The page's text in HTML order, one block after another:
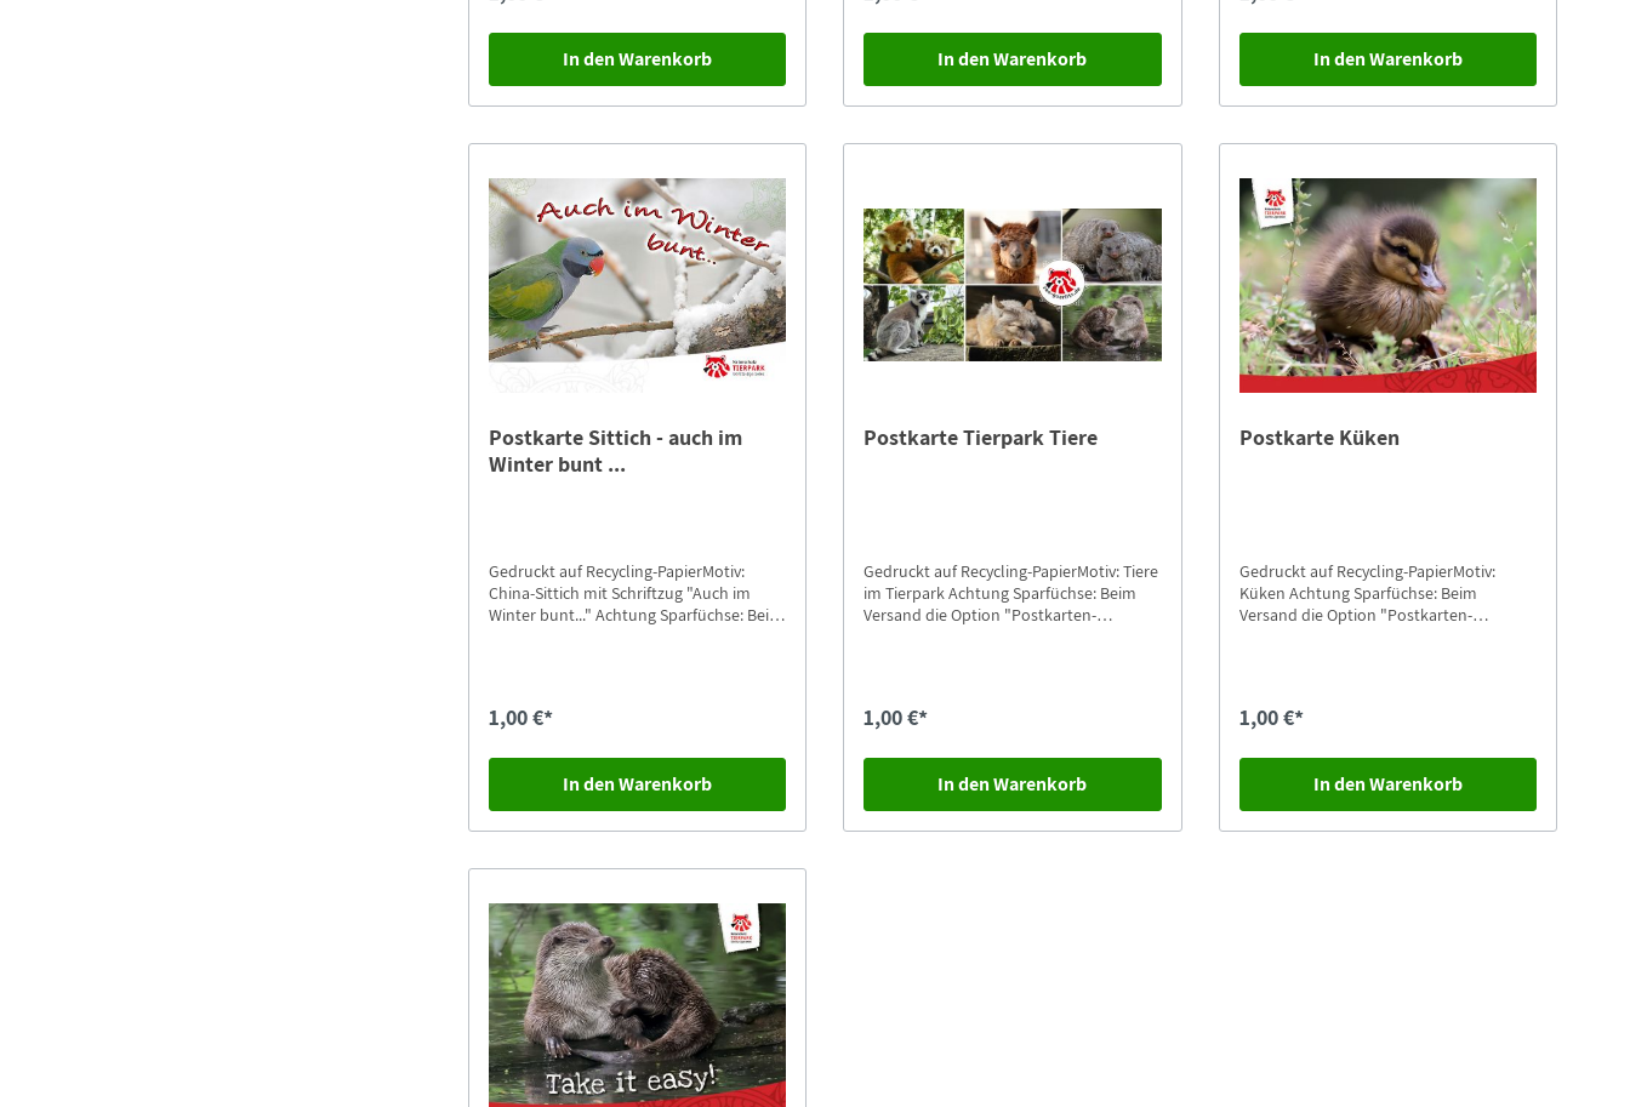
In den Warenkorb In den Warenkorb In den Warenkorb
Postkarte Sittich - auch im
Winter bunt ...
Gedruckt auf Recycling-PapierMotiv:
China-Sittich mit Schriftzug "Auch im
Winter bunt..." Achtung Sparfüchse: Beim
1,00 €*
In den Warenkorb
Postkarte Tierpark Tiere
Gedruckt auf Recycling-PapierMotiv: Tiere
im Tierpark Achtung Sparfüchse: Beim
Versand die Option "Postkarten-
1,00 €*
In den Warenkorb
Postkarte Küken
Gedruckt auf Recycling-PapierMotiv:
Küken Achtung Sparfüchse: Beim
Versand die Option "Postkarten-
1,00 €*
In den Warenkorb